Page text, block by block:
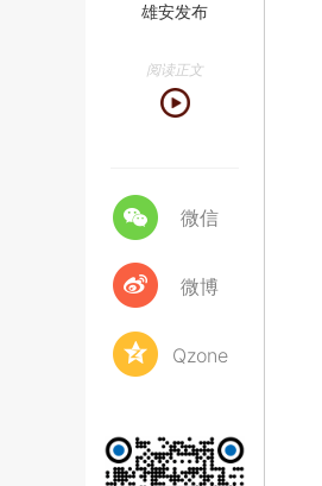
雄安发布
阅读正文
微信
微博
Qzone